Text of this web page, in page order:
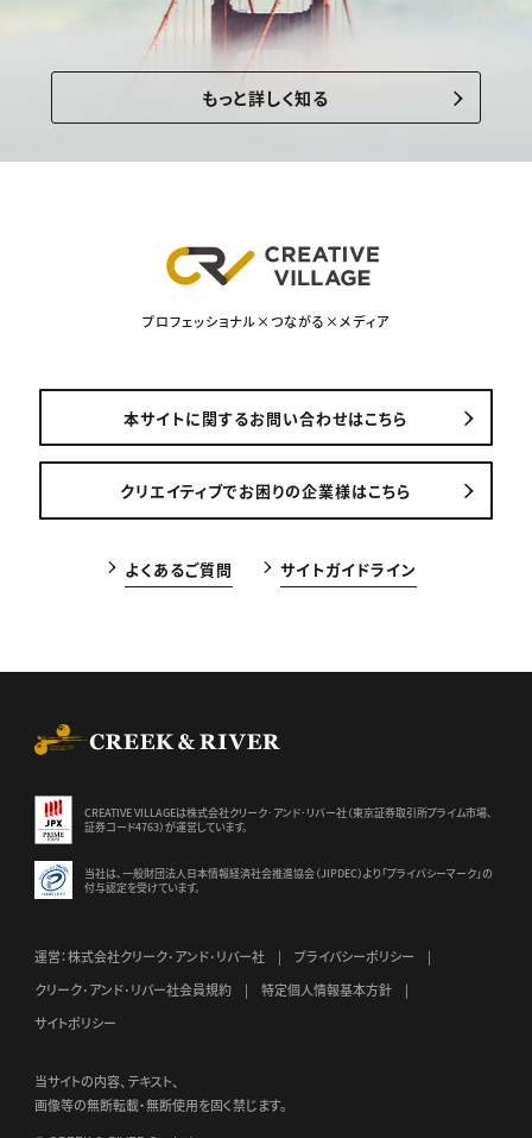
もっと詳しく知る
プロフェッショナル×つながる×メディア
本サイトに関するお問い合わせはこちら
クリエイティブでお困りの企業様はこちら
よくあるご質問 サイトガイドライン
CREATIVE VILLAGEは株式会社クリーク･アンド･リバー社（東京証券取引所プライム市場、
証券コード4763）が運営しています。
当社は、一般財団法人日本情報経済社会推進協会（JIPDEC）より 「プライバシーマーク」の
付与認定を受けています。
運営：株式会社クリーク･アンド･リバー社
プライバシーポリシー
クリーク･アンド･リバー社会員規約
特定個人情報基本方針
サイトポリシー
当サイトの内容、テキスト、
画像等の無断転載・無断使用を固く禁じます。